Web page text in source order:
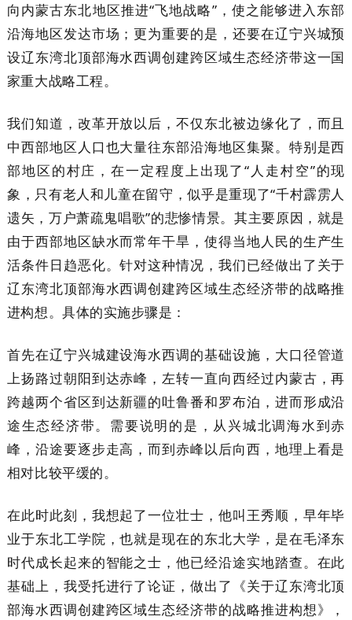
向内蒙古东北地区推进“飞地战略”，使之能够进入东部
沿海地区发达市场；更为重要的是，还要在辽宁兴城预
设辽东湾北顶部海水西调创建跨区域生态经济带这一国
家重大战略工程。
我们知道，改革开放以后，不仅东北被边缘化了，而且
中西部地区人口也大量往东部沿海地区集聚。特别是西
部地区的村庄，在一定程度上出现了“人走村空”的现
象，只有老人和儿童在留守，似乎是重现了“千村霹雳人
遗矢，万户萧疏鬼唱歌”的悲惨情景。其主要原因，就是
由于西部地区缺水而常年干旱，使得当地人民的生产生
活条件日趋恶化。针对这种情况，我们已经做出了关于
辽东湾北顶部海水西调创建跨区域生态经济带的战略推
进构想。具体的实施步骤是：
首先在辽宁兴城建设海水西调的基础设施，大口径管道
上扬路过朝阳到达赤峰，左转一直向西经过内蒙古，再
跨越两个省区到达新疆的吐鲁番和罗布泊，进而形成沿
途生态经济带。需要说明的是，从兴城北调海水到赤
峰，沿途要逐步走高，而到赤峰以后向西，地理上看是
相对比较平缓的。
在此时此刻，我想起了一位壮士，他叫王秀顺，早年毕
业于东北工学院，也就是现在的东北大学，是在毛泽东
时代成长起来的智能之士，他已经沿途实地踏查。在此
基础上，我受托进行了论证，做出了《关于辽东湾北顶
部海水西调创建跨区域生态经济带的战略推进构想》，